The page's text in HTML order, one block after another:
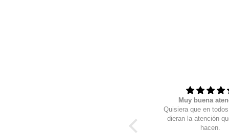
Muy buena
Quisiera que en
dieran la atención
hacen.